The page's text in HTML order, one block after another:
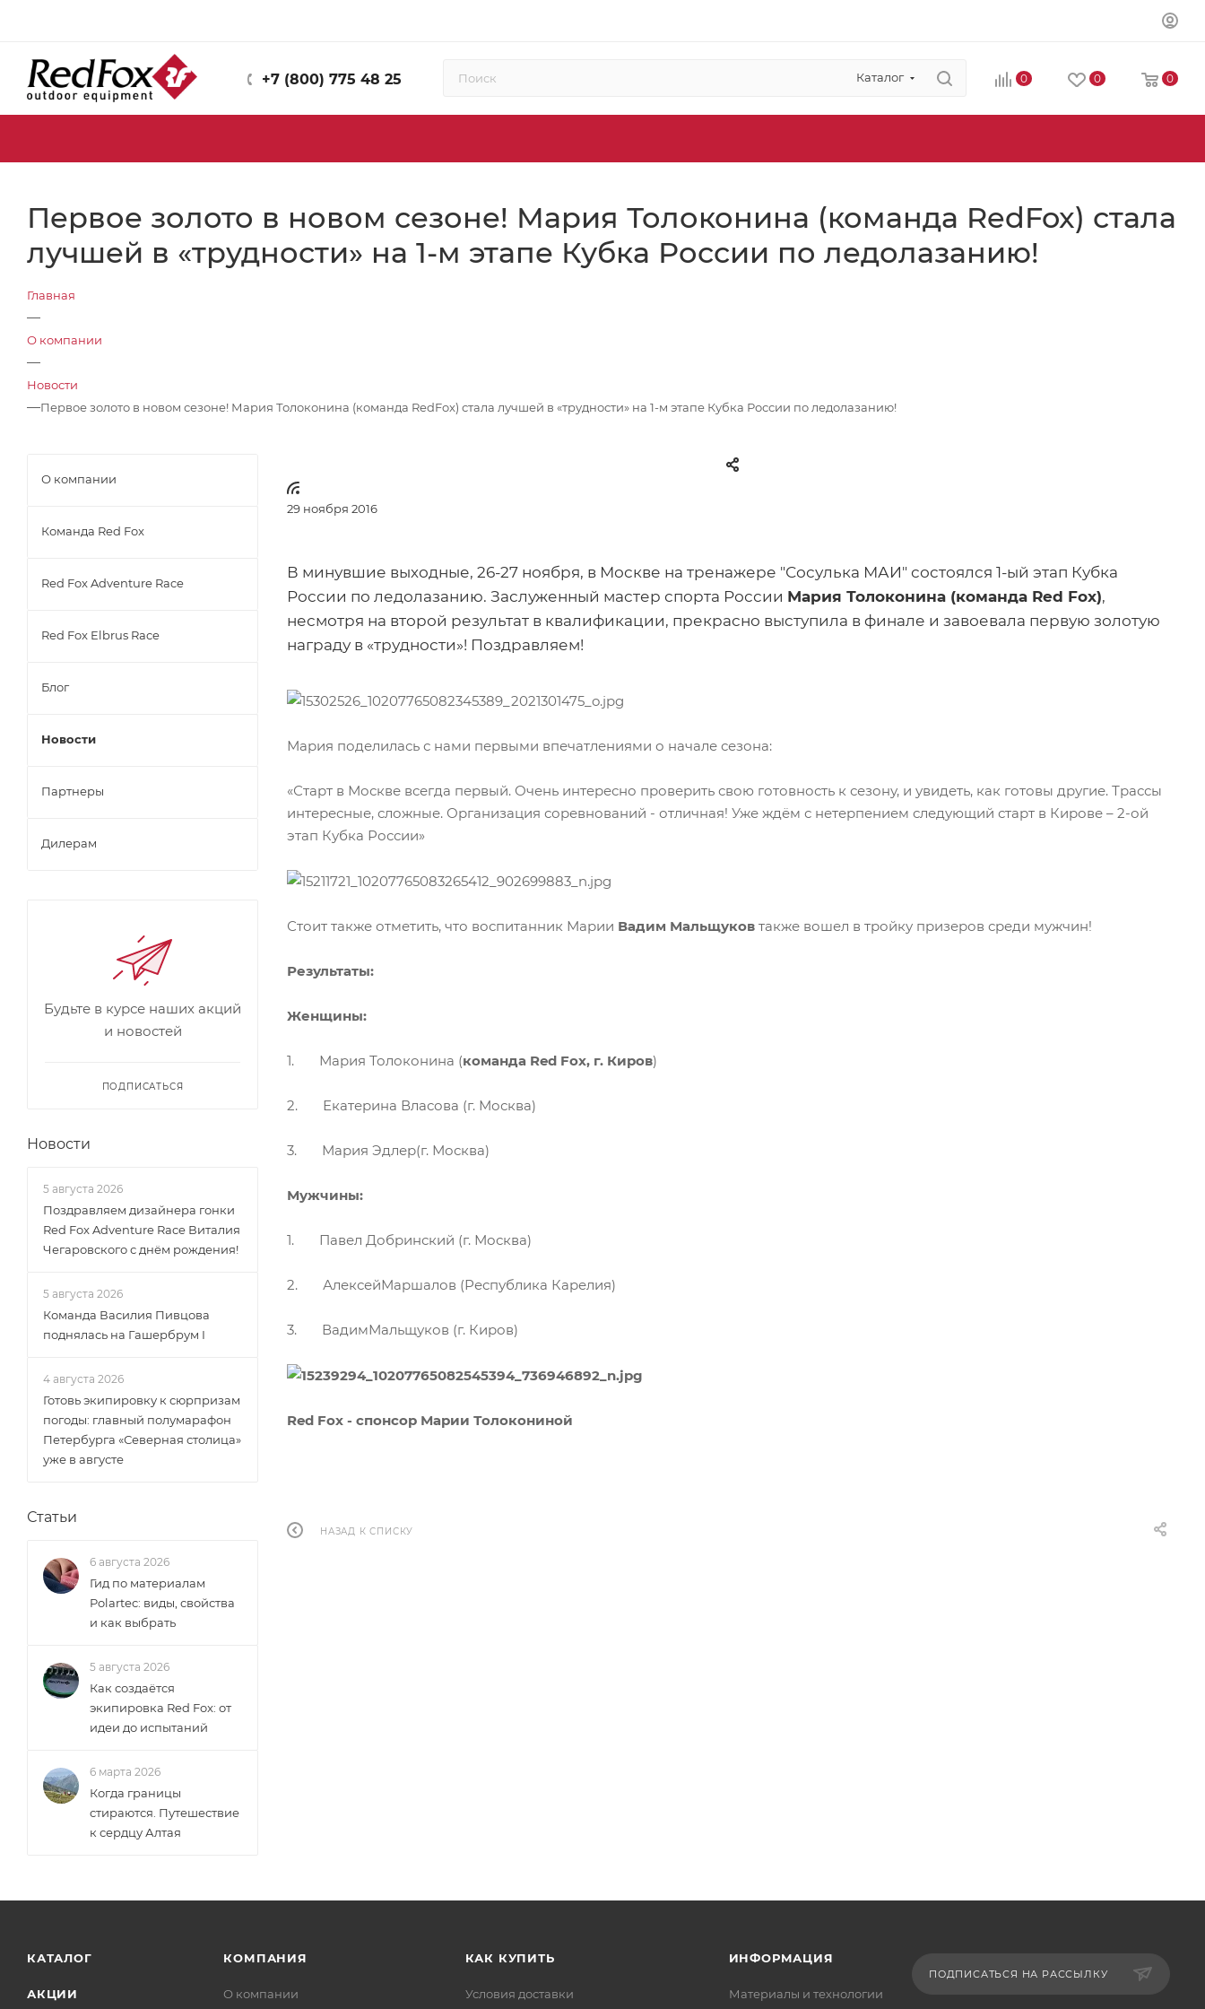
+7 (800) 775 48 25 Каталог 0 0 0
Первое золото в новом сезоне! Мария Толоконина (команда RedFox) стала
лучшей в «трудности» на 1-м этапе Кубка России по ледолазанию!
Главная
—
О компании
—
Новости
—Первое золото в новом сезоне! Мария Толоконина (команда RedFox) стала лучшей в «трудности» на 1-м этапе Кубка России по ледолазанию!
29 ноября 2016
В минувшие выходные, 26-27 ноября, в Москве на тренажере "Сосулька МАИ" состоялся 1-ый этап Кубка
России по ледолазанию. Заслуженный мастер спорта России Мария Толоконина (команда Red Fox),
несмотря на второй результат в квалификации, прекрасно выступила в финале и завоевала первую золотую
награду в «трудности»! Поздравляем!
Мария поделилась с нами первыми впечатлениями о начале сезона:
«Старт в Москве всегда первый. Очень интересно проверить свою готовность к сезону, и увидеть, как готовы другие. Трассы
интересные, сложные. Организация соревнований - отличная! Уже ждём с нетерпением следующий старт в Кирове – 2-ой
этап Кубка России»
Стоит также отметить, что воспитанник Марии Вадим Мальщуков также вошел в тройку призеров среди мужчин!
Результаты:
Женщины:
1. Мария Толоконина (команда Red Fox, г. Киров)
2. Екатерина Власова (г. Москва)
3. Мария Эдлер(г. Москва)
Мужчины:
1. Павел Добринский (г. Москва)
2. АлексейМаршалов (Республика Карелия)
3. ВадимМальщуков (г. Киров)
Red Fox - спонсор Марии Толокониной
НАЗАД К СПИСКУ
О компании
Команда Red Fox
Red Fox Adventure Race
Red Fox Elbrus Race
Блог
Новости
Партнеры
Дилерам
Будьте в курсе наших акций
и новостей
ПОДПИСАТЬСЯ
Новости
5 августа 2026
Поздравляем дизайнера гонки
Red Fox Adventure Race Виталия
Чегаровского с днём рождения!
5 августа 2026
Команда Василия Пивцова
поднялась на Гашербрум I
4 августа 2026
Готовь экипировку к сюрпризам
погоды: главный полумарафон
Петербурга «Северная столица»
уже в августе
Статьи
6 августа 2026
Гид по материалам
Polartec: виды, свойства
и как выбрать
5 августа 2026
Как создаётся
экипировка Red Fox: от
идеи до испытаний
6 марта 2026
Когда границы
стираются. Путешествие
к сердцу Алтая
КАТАЛОГ
АКЦИИ
КОМПАНИЯ
О компании
КАК КУПИТЬ
Условия доставки
ИНФОРМАЦИЯ
Материалы и технологии
ПОДПИСАТЬСЯ НА РАССЫЛКУ